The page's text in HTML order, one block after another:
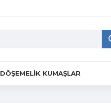
DÖŞEMELIK KUMAŞLAR